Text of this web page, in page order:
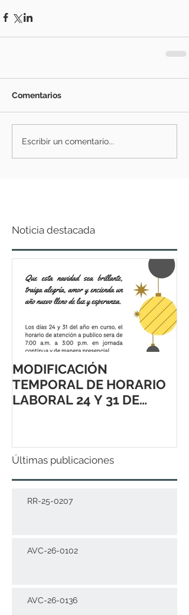
Comentarios
Escribir un comentario...
Noticia destacada
MODIFICACIÓN
TEMPORAL DE HORARIO
LABORAL 24 Y 31 DE
Últimas publicaciones
RR-25-0207
AVC-26-0102
AVC-26-0136